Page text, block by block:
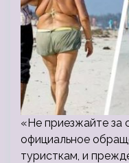
«Не приезжайте за
официальное
туристкам, и